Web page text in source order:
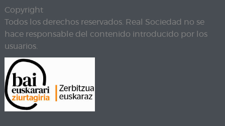
Copyright
Todos los derechos reservados. Real Sociedad no se
hace responsable del contenido introducido por los
usuarios.